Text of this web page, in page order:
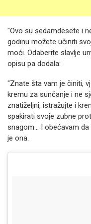
"Ovo su sedamdesete i
godinu možete učiniti
moći. Odaberite slavlje
opisu pa dodala:
"Znate šta vam je činiti,
kremu za sunčanje i ne
znatiželjni, istražujte i
spakirati svoje zubne
snagom... I obećavam
je ona.